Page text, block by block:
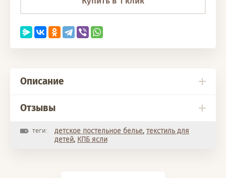
Описание
Отзывы
теги: детское постельное белье, текстиль для
детей, КПБ ясли